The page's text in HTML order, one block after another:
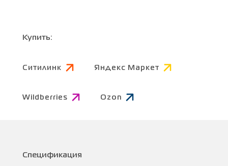
Купить:
Ситилинк Яндекс Маркет
Wildberries Ozon
Спецификация